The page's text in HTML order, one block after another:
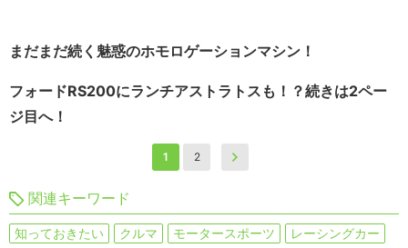
まだまだ続く魅惑のホモロゲーションマシン！
フォードRS200にランチアストラトスも！？続きは2ペー
ジ目へ！
1 2
関連キーワード
知っておきたい クルマ モータースポーツ
レーシングカー